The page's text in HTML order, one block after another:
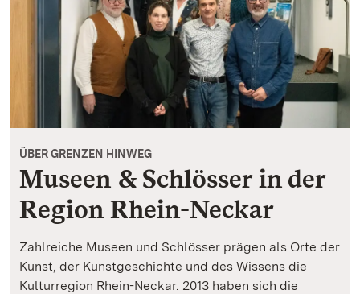
ÜBER GRENZEN HINWEG
Museen & Schlösser in der
Region Rhein-Neckar
Zahlreiche Museen und Schlösser prägen als Orte der
Kunst, der Kunstgeschichte und des Wissens die
Kulturregion Rhein-Neckar. 2013 haben sich die